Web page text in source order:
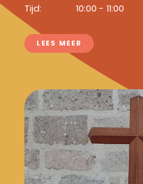
Tijd:
10:00 - 11:00
LEES MEER